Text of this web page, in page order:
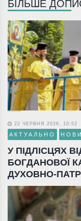
БІЛЬШЕ
22 ЧЕРВНЯ 2026, 10:52
АКТУАЛЬНО
У ПІДЛІСЦЯХ
БОГДАНОВОЇ
ДУХОВНО-